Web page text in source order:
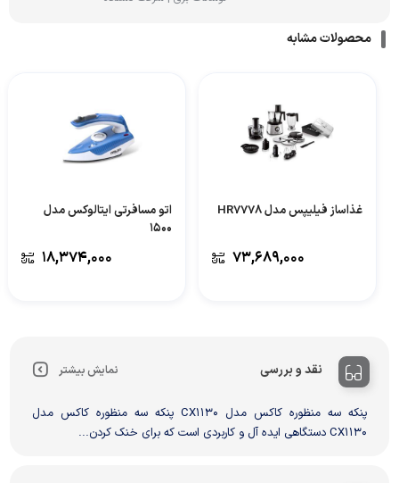
محصولات مشابه
غذاساز فیلیپس مدل HR7778
۷۳,۶۸۹,۰۰۰
اتو مسافرتی ایتالوکس مدل
1500
۱۸,۳۷۴,۰۰۰
نقد و بررسی نمایش بیشتر
پنکه سه منظوره کاکس مدل CX1130 پنکه سه منظوره کاکس مدل
CX1130 دستگاهی ایده آل و کاربردی است که برای خنک کردن...